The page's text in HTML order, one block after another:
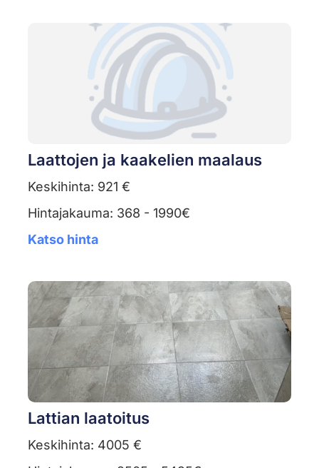
Laattojen ja kaakelien maalaus
Keskihinta: 921 €
Hintajakauma: 368 - 1990€
Katso hinta
Lattian laatoitus
Keskihinta: 4005 €